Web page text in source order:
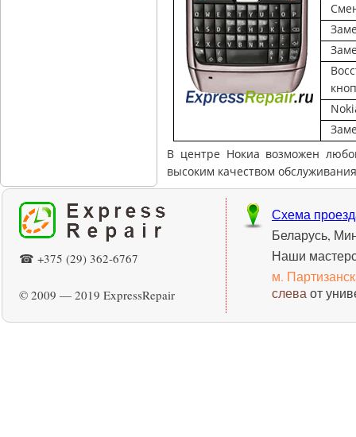
В центре Нокиа возможен
высоким качеством
☎ +375 (29) 362-6767
© 2009 — 2019 ExpressRepair
Схема
Беларусь,
Наши
м.
слева от